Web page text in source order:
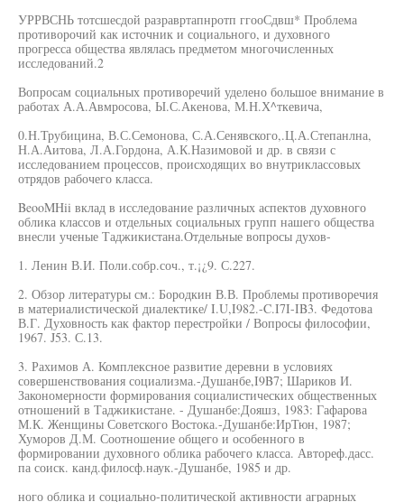
УРРВСНЬ тотсшесдой разравртапнротп ггооСдвш* Проблема
противорочий как источник и социального, и духовного
прогресса общества являлась предметом многочисленных
исследований.2
Вопросам социальных противоречий уделено большое внимание в
работах А.А.Авмросова, Ы.С.Акенова, М.Н.Х^ткевича,
0.Н.Трубицина, В.С.Семонова, С.А.Сенявского,.Ц.А.Степанлна,
Н.А.Аитова, Л.А.Гордона, А.К.Назимовой и др. в связи с
исследованием процессов, происходящих во внутриклассовых
отрядов рабочего класса.
BeooMHii вклад в исследование различных аспектов духовного
облика классов и отдельных социальных групп нашего общества
внесли ученые Таджикистана.Отдельные вопросы духов-
1. Ленин В.И. Поли.собр.соч., т.¡¿9. С.227.
2. Обзор литературы см.: Бородкин В.В. Проблемы противоречия
в материалистической диалектике/ I.U,I982.-C.I7I-IB3. Федотова
В.Г. Духовность как фактор перестройки / Вопросы философии,
1967. J53. С.13.
3. Рахимов А. Комплексное развитие деревни в условиях
совершенствования социализма.-Душанбе,I9B7; Шариков И.
Закономерности формирования социалистических общественных
отношений в Таджикистане. - Душанбе:Дояшз, 1983: Гафарова
М.К. Женщины Советского Востока.-Душанбе:ИрТюн, 1987;
Хуморов Д.М. Соотношение общего и особенного в
формировании духовного облика рабочего класса. Автореф.дасс.
па соиск. канд.филосф.наук.-Душанбе, 1985 и др.
ного облика и социально-политической активности аграрных